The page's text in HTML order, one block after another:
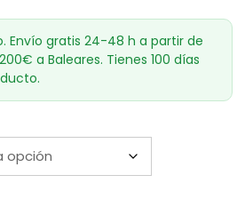
Envío gratis 24-48 h a partir de
a Baleares. Tienes 100 días